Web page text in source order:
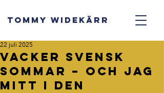
TOMMY WIDEKÄRR
Vacker svensk
sommar – och jag
mitt i den
22 juli 2025